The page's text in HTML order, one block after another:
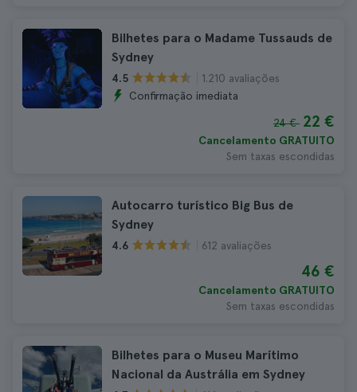
Bilhetes para o Madame Tussauds de
Sydney
4.5
1.210 avaliações
Confirmação imediata
24 € 22 €
Cancelamento GRATUITO
Sem taxas escondidas
Autocarro turístico Big Bus de
Sydney
4.6 612 avaliações
46 €
Cancelamento GRATUITO
Sem taxas escondidas
Bilhetes para o Museu Marítimo
Nacional da Austrália em Sydney